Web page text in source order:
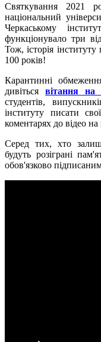
Святкування 2021
національний
Черкаському
функціонувало три
Тож, історія
100 років!
Карантинні
дивітьсявітання на
студентів,
інституту писати
коментарях до відео
Серед тих, хто
будуть розіграні
обов'язково